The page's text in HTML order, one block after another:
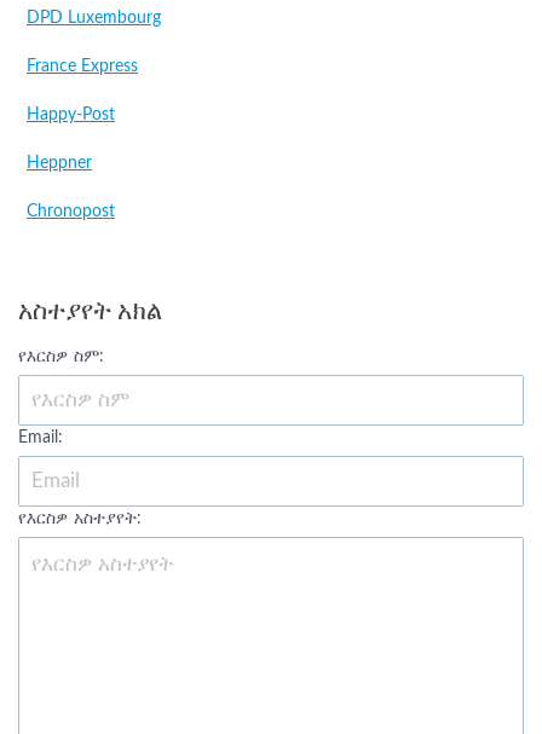
DPD Luxembourg
France Express
Happy-Post
Heppner
Chronopost
አስተያየት አክል
የእርስዎ ስም:
Email:
የእርስዎ አስተያየት: